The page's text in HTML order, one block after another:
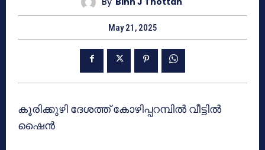
May 21, 2025
കൂരിക്കുഴി ദേശത്ത് കോഴിപ്പറമ്പിൽ വീട്ടിൽ
ഷൈൻ